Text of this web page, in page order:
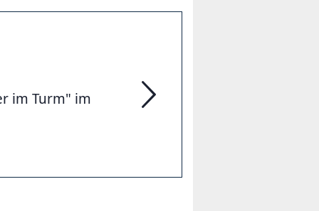
im Turm" im